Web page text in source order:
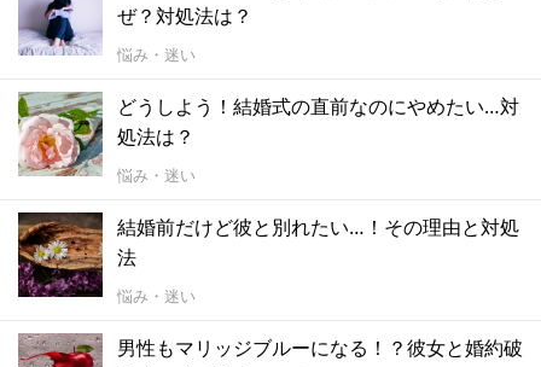
ぜ？対処法は？
悩み・迷い
どうしよう！結婚式の直前なのにやめたい…対
処法は？
悩み・迷い
結婚前だけど彼と別れたい…！その理由と対処
法
悩み・迷い
男性もマリッジブルーになる！？彼女と婚約破